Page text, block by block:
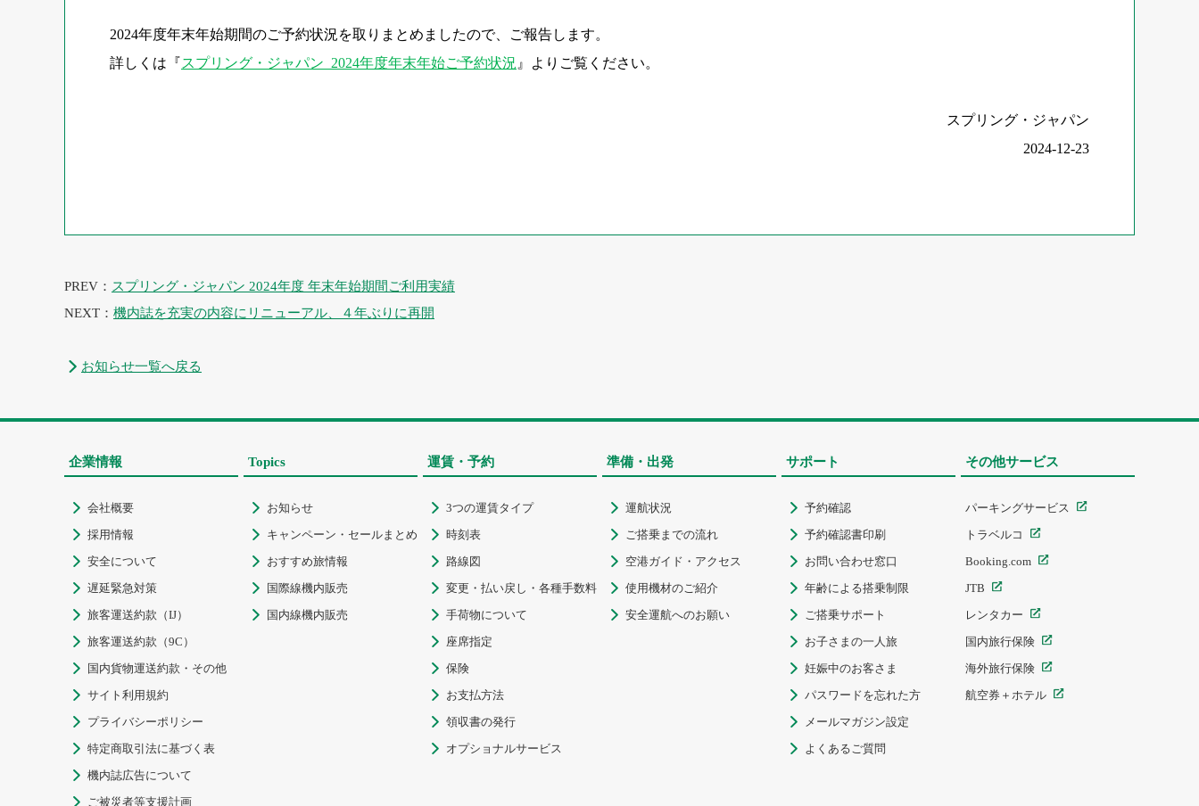
2024年度年末年始期間のご予約状況を取りまとめましたので、ご報告します。
詳しくは『スプリング・ジャパン 2024年度年末年始ご予約状況 』よりご覧ください。
スプリング・ジャパン
2024-12-23
PREV： スプリング・ジャパン 2024年度 年末年始期間ご利用実績
NEXT： 機内誌を充実の内容にリニューアル、４年ぶりに再開
 お知らせ一覧へ戻る
企業情報
 会社概要
 採用情報
 安全について
 遅延緊急対策
 旅客運送約款（IJ）
 旅客運送約款（9C）
 国内貨物運送約款・その他
 サイト利用規約
 プライバシーポリシー
 特定商取引法に基づく表
 機内誌広告について
 ご被災者等支援計画
Topics
 お知らせ
 キャンペーン・セールまとめ
 おすすめ旅情報
 国際線機内販売
 国内線機内販売
運賃・予約
 3つの運賃タイプ
 時刻表
 路線図
 変更・払い戻し・各種手数料
 手荷物について
 座席指定
 保険
 お支払方法
 領収書の発行
 オプショナルサービス
準備・出発
 運航状況
 ご搭乗までの流れ
 空港ガイド・アクセス
 使用機材のご紹介
 安全運航へのお願い
サポート
 予約確認
 予約確認書印刷
 お問い合わせ窓口
 年齢による搭乗制限
 ご搭乗サポート
 お子さまの一人旅
 妊娠中のお客さま
 パスワードを忘れた方
 メールマガジン設定
 よくあるご質問
その他サービス
パーキングサービス
トラベルコ
Booking.com
JTB
レンタカー
国内旅行保険
海外旅行保険
航空券＋ホテル